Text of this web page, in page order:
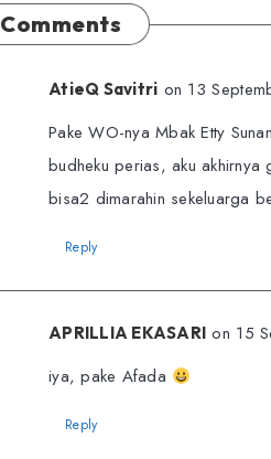
Comments
AtieQ Savitri on 13
Pake WO-nya Mbak Etty
budheku perias, aku
bisa2 dimarahin sekeluarga
Reply
APRILLIA EKASARI on 15
iya, pake Afada
Reply